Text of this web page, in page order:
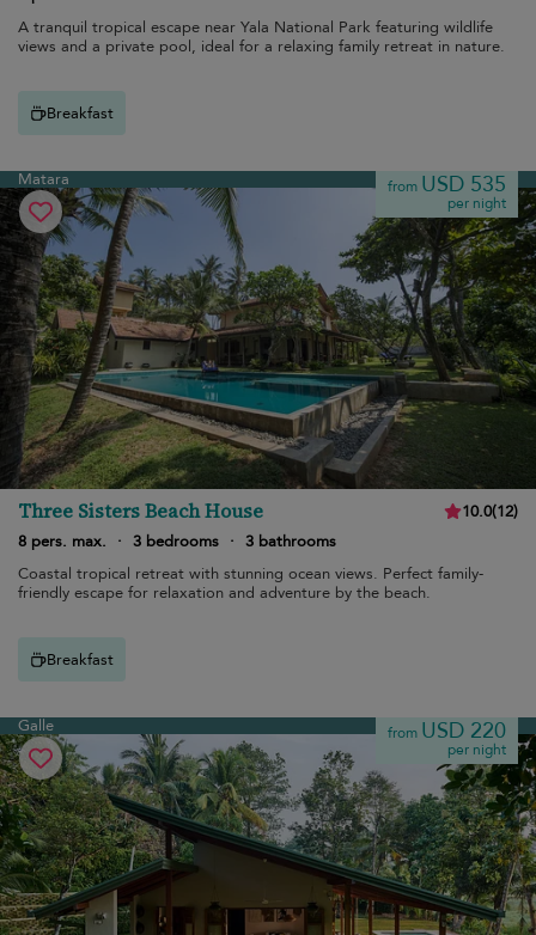
A tranquil tropical escape near Yala National Park featuring wildlife
views and a private pool, ideal for a relaxing family retreat in nature.
Breakfast
Matara from USD 535
per night
Three Sisters Beach House 10.0(12)
8 pers. max.
· 3 bedrooms · 3 bathrooms
Coastal tropical retreat with stunning ocean views. Perfect family-
friendly escape for relaxation and adventure by the beach.
Breakfast
Galle from USD 220
per night